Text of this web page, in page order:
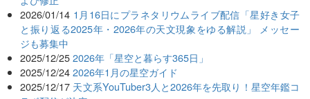
2026/01/14 1月16日にプラネタリウムライブ配信「星好き女子
と振り返る2025年・2026年の天文現象をゆる解説」 メッセー
ジも募集中
2025/12/25 2026年「星空と暮らす365日」
2025/12/24 2026年1月の星空ガイド
2025/12/17 天文系YouTuber3人と2026年を先取り！星空年鑑コ